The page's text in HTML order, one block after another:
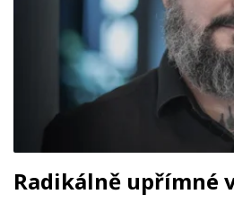
Radikálně upřímné